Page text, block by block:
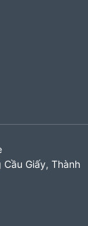
Cầu Giấy, Thành